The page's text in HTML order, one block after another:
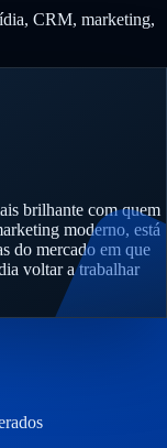
CRM, marketing,
brilhante com quem
moderno, está
do mercado em que
voltar a trabalhar